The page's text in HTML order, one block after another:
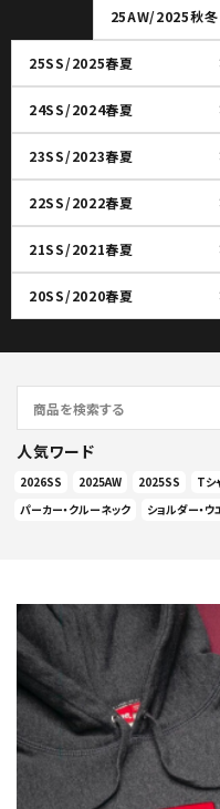
25AW/2025秋冬
25SS/2025春夏
24SS/2024春夏
23SS/2023春夏
22SS/2022春夏
21SS/2021春夏
20SS/2020春夏
人気ワード
2026SS 2025AW 2025SS Tシ
パーカー・クルーネック
ショルダー・ウ